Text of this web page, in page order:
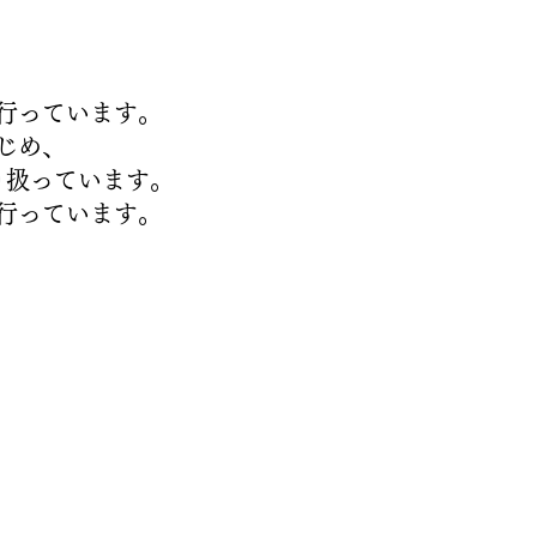
っています。
め、
っています。
っています。